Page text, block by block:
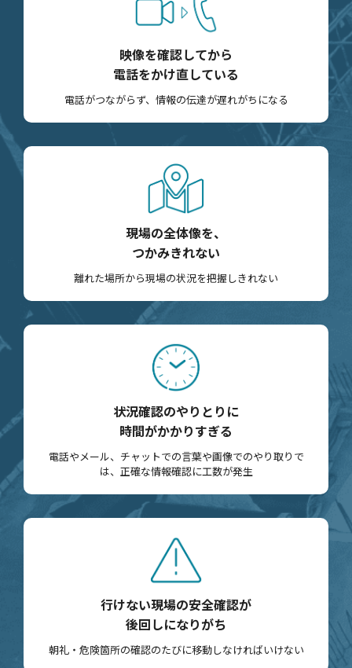
映像を確認してから
電話をかけ直している
電話がつながらず、情報の伝達が遅れがちになる
現場の全体像を、
つかみきれない
離れた場所から現場の状況を把握しきれない
状況確認のやりとりに
時間がかかりすぎる
電話やメール、チャットでの言葉や画像でのやり取りで
は、正確な情報確認に工数が発生
行けない現場の安全確認が
後回しになりがち
朝礼・危険箇所の確認のたびに移動しなければいけない